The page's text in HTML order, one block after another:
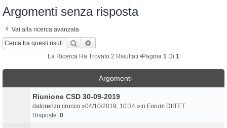
Argomenti senza risposta
Vai alla ricerca avanzata
Cerca
La Ricerca Ha Trovato 2 Risultati •Pagina 1 Di 1
Argomenti
Riunione CSD 30-09-2019
da lorenzo.crocco »04/10/2019, 10:34 »in Forum DIITET
Risposte: 0